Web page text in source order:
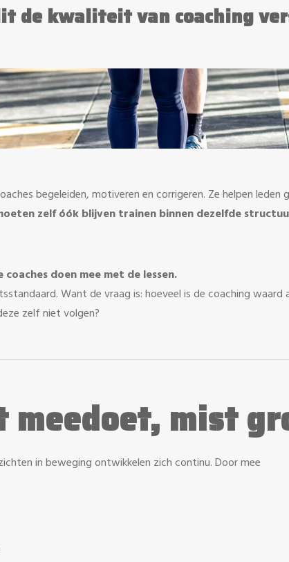
de kwaliteit van coaching
begeleiden, motiveren en corrigeren. Ze helpen
zelf óók blijven trainen binnen dezelfde
coaches doen mee met de lessen.
Want de vraag is: hoeveel is de coaching
zelf niet volgen?
meedoet, mist
in beweging ontwikkelen zich continu. Door mee